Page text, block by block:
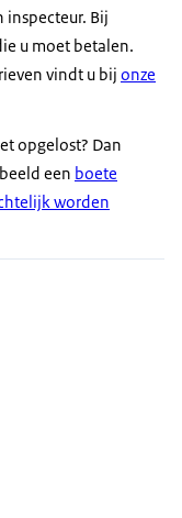
inspecteur. Bij
u moet betalen.
vindt u bij onze
opgelost? Dan
een boete
worden